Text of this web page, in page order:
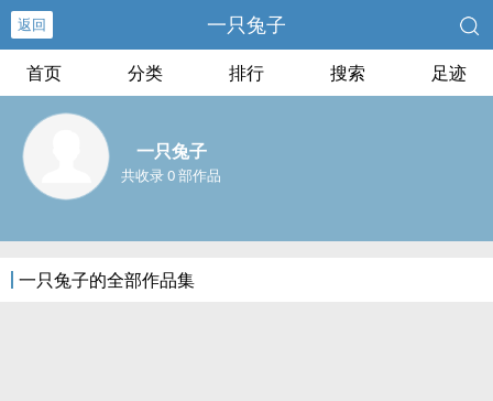
返回 一只兔子
首页 分类 排行 搜索 足迹
一只兔子
共收录 0 部作品
一只兔子的全部作品集